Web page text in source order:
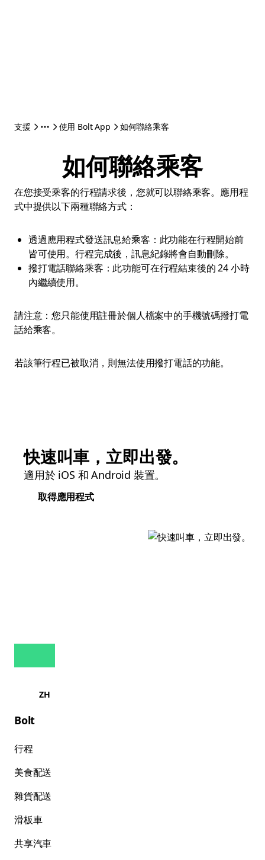
支援 使用 Bolt App 如何聯絡乘客
如何聯絡乘客
在您接受乘客的行程請求後，您就可以聯絡乘客。應用程
式中提供以下兩種聯絡方式：
透過應用程式發送訊息給乘客：此功能在行程開始前
皆可使用。行程完成後，訊息紀錄將會自動刪除。
撥打電話聯絡乘客：此功能可在行程結束後的 24 小時
內繼續使用。
請注意：您只能使用註冊於個人檔案中的手機號碼撥打電
話給乘客。
若該筆行程已被取消，則無法使用撥打電話的功能。
快速叫車，立即出發。
適用於 iOS 和 Android 裝置。
取得應用程式
ZH
Bolt
行程
美食配送
雜貨配送
滑板車
共享汽車